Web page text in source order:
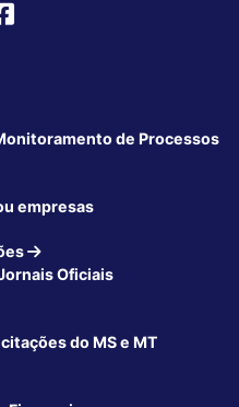
de Processos
empresas
Oficiais
do MS e MT